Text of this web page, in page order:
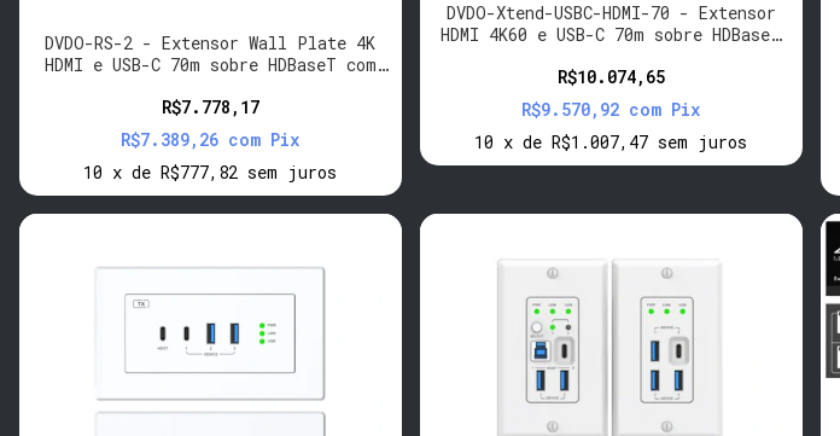
DVDO-RS-2 - Extensor Wall Plate 4K
HDMI e USB-C 70m sobre HDBaseT com
R$7.778,17
R$7.389,26 com Pix
10 xdeR$777,82 sem juros
DVDO-Xtend-USBC-HDMI-70 - Extensor
HDMI 4K60 e USB-C 70m sobre HDBaseT
R$10.074,65
R$9.570,92 com Pix
10 xdeR$1.007,47 sem juros